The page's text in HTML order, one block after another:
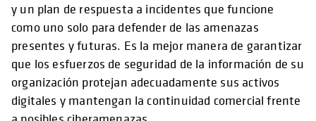
y un plan de respuesta a incidentes que funcione
como uno solo para defender de las amenazas
presentes y futuras. Es la mejor manera de garantizar
que los esfuerzos de seguridad de la información de su
organización protejan adecuadamente sus activos
digitales y mantengan la continuidad comercial frente